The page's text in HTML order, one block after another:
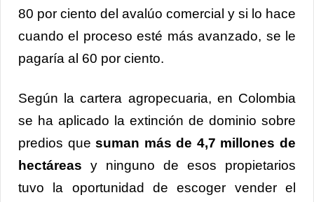
80 por ciento del avalúo comercial y si lo hace
cuando el proceso esté más avanzado, se le
pagaría al 60 por ciento.
Según la cartera agropecuaria, en Colombia
se ha aplicado la extinción de dominio sobre
predios quesuman más de 4,7 millones de
hectáreas y ninguno de esos propietarios
tuvo la oportunidad de escoger vender el